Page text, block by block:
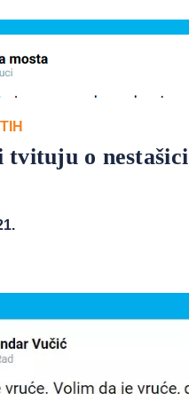
tvituju o nestašici